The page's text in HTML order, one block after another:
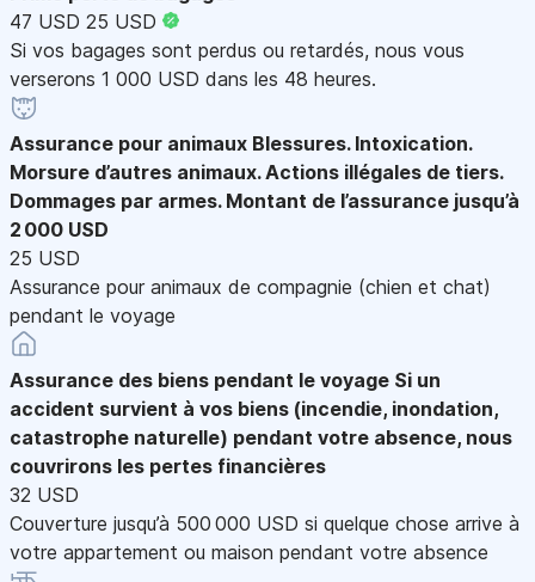
47 USD 25 USD
Si vos bagages sont perdus ou retardés, nous vous
verserons 1 000 USD dans les 48 heures.
Assurance pour animaux Blessures. Intoxication.
Morsure d’autres animaux. Actions illégales de tiers.
Dommages par armes. Montant de l’assurance jusqu’à
2 000 USD
25 USD
Assurance pour animaux de compagnie (chien et chat)
pendant le voyage
Assurance des biens pendant le voyage Si un
accident survient à vos biens (incendie, inondation,
catastrophe naturelle) pendant votre absence, nous
couvrirons les pertes financières
32 USD
Couverture jusqu’à 500 000 USD si quelque chose arrive à
votre appartement ou maison pendant votre absence